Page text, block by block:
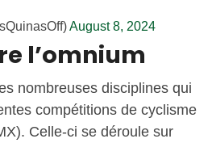
August 8, 2024
l’omnium
nombreuses disciplines qui
compétitions de cyclisme
Celle-ci se déroule sur